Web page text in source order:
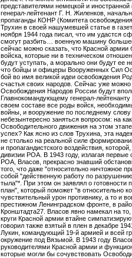
представителями немецкой и
генерал-лейтенант Г. Н. Жиленков,
пропаганды КОНР (Комитета
Трухин в своей нашумевшей статье в
ноября 1944 года писал, что им удастся
смогут разбить… военную машину
сейчас можно сказать, что Красной армии
войска, которые ни в техническом
будут уступать, а морально они будут ее
что бойцы и офицеры Вооруженных Сил
бой во имя великой идеи освобождения
счастья своих народов. Сейчас уже
Освобождения Народов России будут
Главнокомандующему генерал-
своем составе все роды войск,
войны, и вооружение по последнему слову
небезынтересно заняться вопросом: на
Освободительного движения на этом
успех? Как ясно из слов Трухина, эта
не столько на реальной силе
и пропагандистского воздействия,
дивизии РОА. В 1943 году, излагая
РОА, Власов, прекрасно знавший
того, что даже "относительно ничтожное
собой "действенную работу по
тыла"*. При этом он заявлял о готовности
план", который поможет "в относительно
чувствительный урон противнику, а то и
престижном Ленинградском фронте, в
Кронштадта27. Власов явно намекал на
круги Красной армии втайне
говорил также взятый в плен в декабре
Лукин, командующий 19-й армией и всей
окружение под Вязьмой. В 1943 году
руководителями Красной армии и
которые могли бы сочувствовать